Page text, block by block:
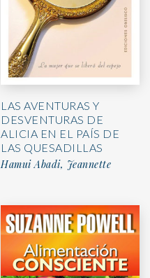
LAS AVENTURAS Y
DESVENTURAS DE
ALICIA EN EL PAÍS DE
LAS QUESADILLAS
Hamui Abadi, Jeannette